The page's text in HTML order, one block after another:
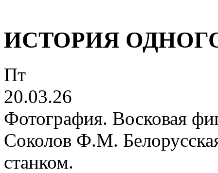
ИСТОРИЯ
Пт
20.03.26
Фотография. Восковая
Соколов Ф.М.
станком.